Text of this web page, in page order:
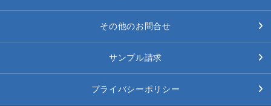
その他のお問合せ
サンプル請求
プライバシーポリシー